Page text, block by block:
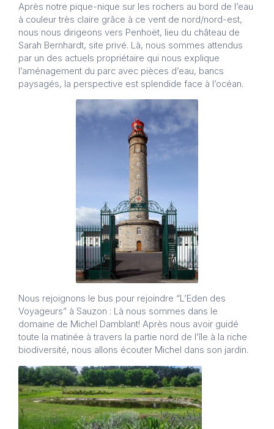
Après notre pique-nique sur les rochers au bord de l’eau
à couleur très claire grâce à ce vent de nord/nord-est,
nous nous dirigeons vers Penhoët, lieu du château de
Sarah Bernhardt, site privé. Là, nous sommes attendus
par un des actuels propriétaire qui nous explique
l’aménagement du parc avec pièces d’eau, bancs
paysagés, la perspective est splendide face à l’océan.
Nous rejoignons le bus pour rejoindre “L’Eden des
Voyageurs” à Sauzon : Là nous sommes dans le
domaine de Michel Damblant! Après nous avoir guidé
toute la matinée à travers la partie nord de l’île à la riche
biodiversité, nous allons écouter Michel dans son jardin.